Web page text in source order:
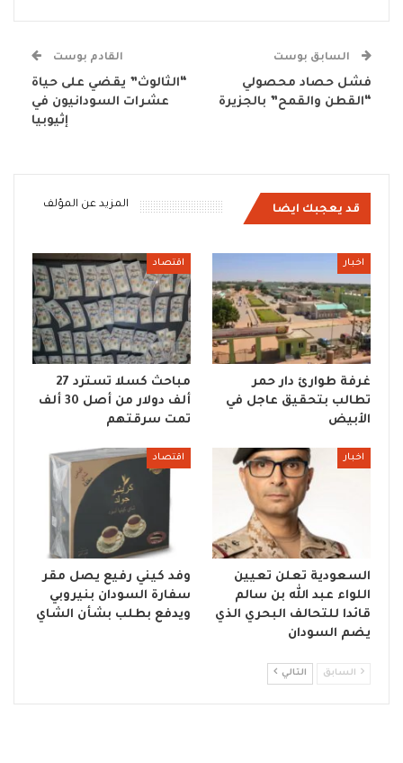
السابق بوست
فشل حصاد محصولي
“القطن والقمح” بالجزيرة
القادم بوست
“الثالوث” يقضي على حياة
عشرات السودانيون في
إثيوبيا
قد يعجبك ايضا المزيد عن المؤلف
اخبار
غرفة طوارئ دار حمر
تطالب بتحقيق عاجل في
الأبيض
اقتصاد
مباحث كسلا تسترد 27
ألف دولار من أصل 30 ألف
تمت سرقتهم
اخبار
السعودية تعلن تعيين
اللواء عبد الله بن سالم
قائدا للتحالف البحري الذي
يضم السودان
اقتصاد
وفد كيني رفيع يصل مقر
سفارة السودان بنيروبي
ويدفع بطلب بشأن الشاي
السابق التالي